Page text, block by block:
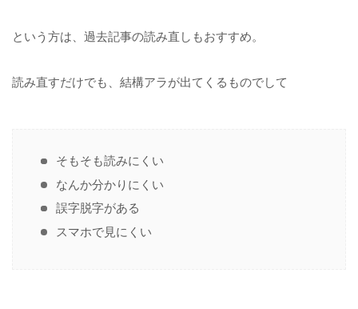
という方は、過去記事の読み直しもおすすめ。
読み直すだけでも、結構アラが出てくるものでして
そもそも読みにくい
なんか分かりにくい
誤字脱字がある
スマホで見にくい